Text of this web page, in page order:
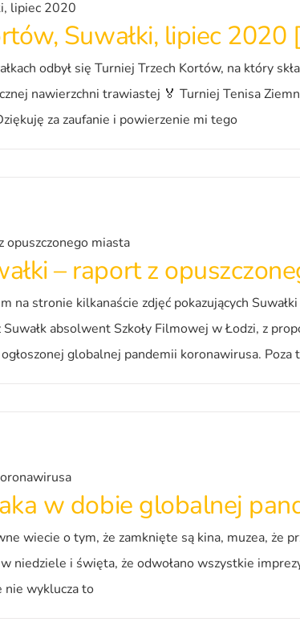
Suwałki, lipiec
odbył się Turniej Trzech Kortów, na który
nawierzchni trawiastej 🏅 Turniej Tenisa
za zaufanie i powierzenie mi tego
– raport z
na stronie kilkanaście zdjęć pokazujących
absolwent Szkoły Filmowej w Łodzi, z
globalnej pandemii koronawirusa. Poza
w dobie globalnej
wiecie o tym, że zamknięte są kina, muzea, że
niedziele i święta, że odwołano wszystkie
nie wyklucza to